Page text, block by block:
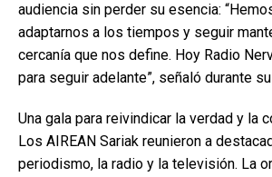
audiencia sin perder su esencia:
adaptarnos a los tiempos y seguir
cercanía que nos define. Hoy Radio
para seguir adelante”, señaló durante
Una gala para reivindicar la verdad y la
Los AIREAN Sariak reunieron a
periodismo, la radio y la televisión. La